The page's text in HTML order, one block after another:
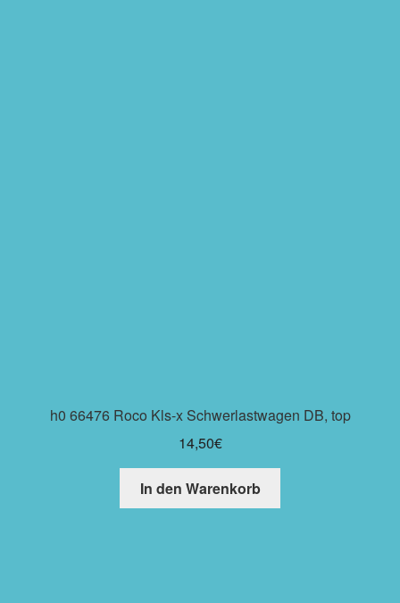
h0 66476 Roco Kls-x Schwerlastwagen DB, top
14,50€
In den Warenkorb